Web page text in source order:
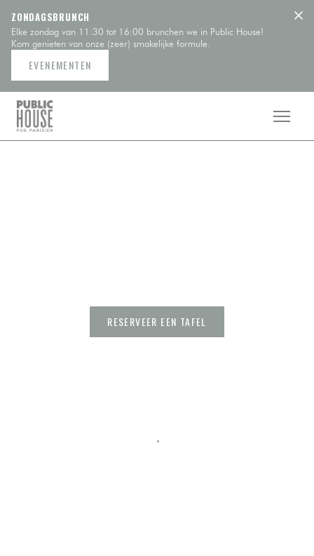
ZONDAGSBRUNCH
Elke zondag van 11:30 tot 16:00 brunchen we in Public House!
Kom genieten van onze (zeer) smakelijke formule.
EVENEMENTEN
RESERVEER EEN TAFEL
Facebook ((opent in een nieuw